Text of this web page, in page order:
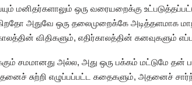
மனிதர்களாலும் ஒரு வரையறைக்கு
அதுவே ஒரு தலைமுறைக்கே அடித்தளமாக
விதிகளும், எதிர்காலத்தின் கனவுகளும்
சமமானது அல்ல, அது ஒரு பக்கம் மட்டுமே தன்
சுற்றி எழுப்பப்பட்ட கதைகளும், அதனைச்